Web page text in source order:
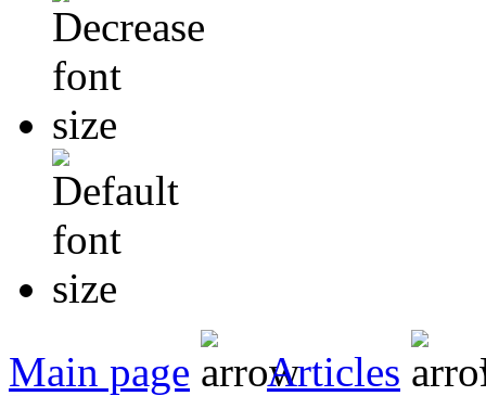
Main page Articles